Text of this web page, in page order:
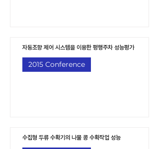
자동조향 제어 시스템을 이용한 평행주차 성능평가
2015 Conference
수집형 두류 수확기의 나물 콩 수확작업 성능